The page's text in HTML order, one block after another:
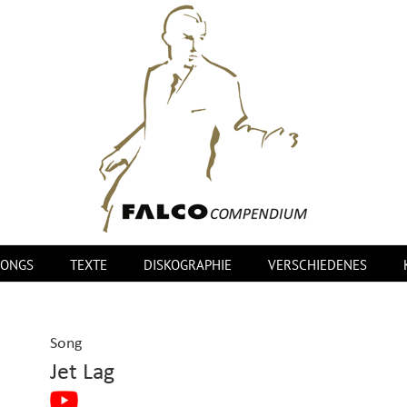
TEXTE DISKOGRAPHIE VERSCHIEDENES
Song
Jet Lag